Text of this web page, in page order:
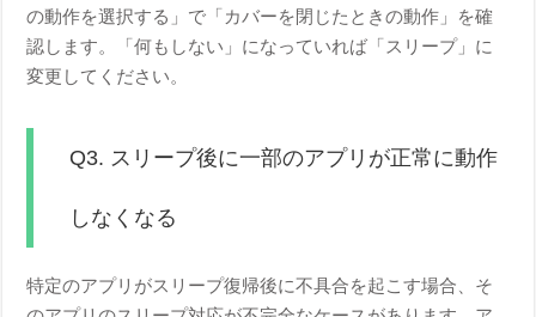
の動作を選択する」で「カバーを閉じたときの動作」を確
認します。「何もしない」になっていれば「スリープ」に
変更してください。
Q3. スリープ後に一部のアプリが正常に動作
しなくなる
特定のアプリがスリープ復帰後に不具合を起こす場合、そ